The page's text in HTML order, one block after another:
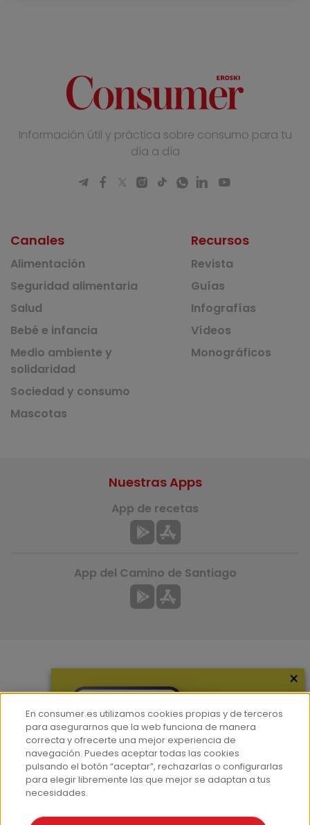
Información útil y práctica sobre consumo para tu
día a día
Canales
Alimentación
Seguridad alimentaria
Salud
Bebé e infancia
Medio ambiente y
solidaridad
Sociedad y consumo
Mascotas
Recursos
Revista
Guías
Infografías
Vídeos
Monográficos
Hemeroteca
Contacto
Prensa
Corpus Lingüístico Consumer
Nuestras Apps
App de recetas
App del Camino de Santiago
×
En consumer.es utilizamos cookies propias y de terceros
para asegurarnos que la web funciona de manera
correcta y ofrecerte una mejor experiencia de
navegación. Puedes aceptar todas las cookies
pulsando el botón “aceptar”, rechazarlas o configurarlas
para elegir libremente las que mejor se adaptan a tus
necesidades.